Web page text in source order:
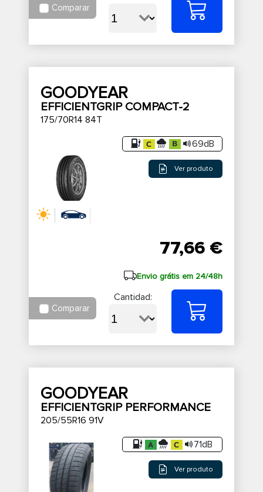
Comparar
GOODYEAR
EFFICIENTGRIP COMPACT-2
175/70R14 84T
69dB
Ver produto
77,66 €
Envio grátis em 24/48h
Comparar
Cantidad:
GOODYEAR
EFFICIENTGRIP PERFORMANCE
205/55R16 91V
71dB
Ver produto